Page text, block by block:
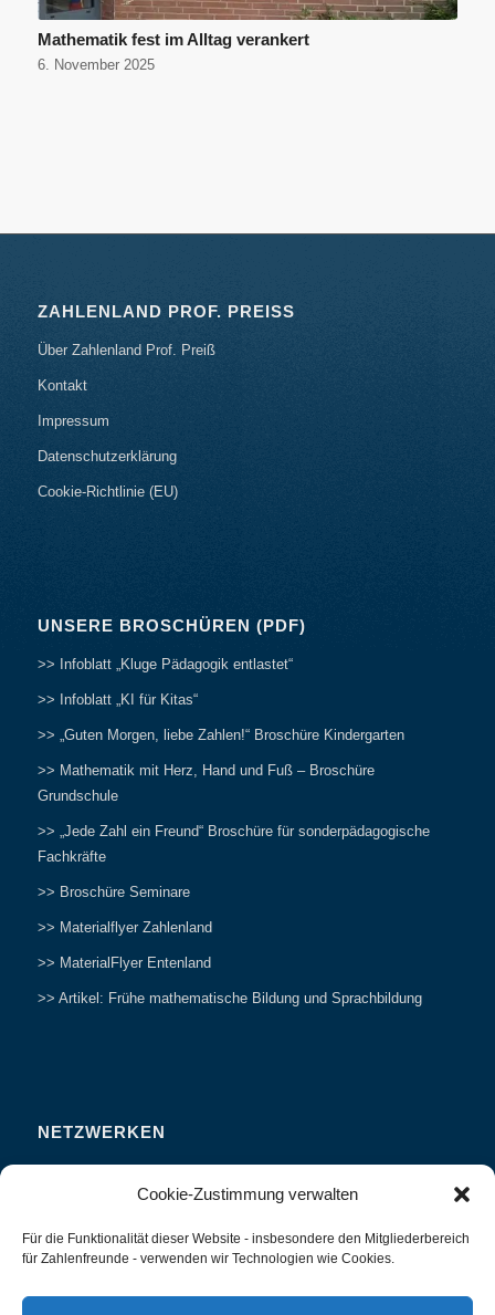
Cookie-Zustimmung verwalten
Für die Funktionalität dieser Website - insbesondere den Mitgliederbereich
für Zahlenfreunde - verwenden wir Technologien wie Cookies.
Mathematik fest im Alltag verankert
6. November 2025
ZAHLENLAND PROF. PREISS
Über Zahlenland Prof. Preiß
Kontakt
Impressum
Datenschutzerklärung
Cookie-Richtlinie (EU)
UNSERE BROSCHÜREN (PDF)
>> Infoblatt „Kluge Pädagogik entlastet“
>> Infoblatt „KI für Kitas“
>> „Guten Morgen, liebe Zahlen!“ Broschüre Kindergarten
>> Mathematik mit Herz, Hand und Fuß – Broschüre
Grundschule
>> „Jede Zahl ein Freund“ Broschüre für sonderpädagogische
Fachkräfte
>> Broschüre Seminare
>> Materialflyer Zahlenland
>> MaterialFlyer Entenland
>> Artikel: Frühe mathematische Bildung und Sprachbildung
NETZWERKEN
Studieren